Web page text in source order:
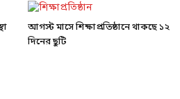
আগস্ট মাসে শিক্ষাপ্রতিষ্ঠানে থাকছে ১২
দিনের ছুটি